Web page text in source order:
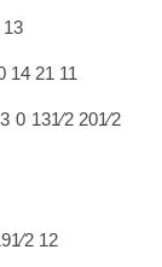
14 21 11
131⁄2 201⁄2
12